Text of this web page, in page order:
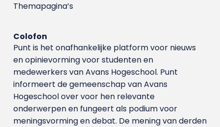
Themapagina’s
Colofon
Punt is het onafhankelijke platform voor nieuws
en opinievorming voor studenten en
medewerkers van Avans Hoge­school. Punt
informeert de gemeenschap van Avans
Hogeschool over voor hen relevante
onderwerpen en fungeert als podium voor
meningsvorming en debat. De mening van derden